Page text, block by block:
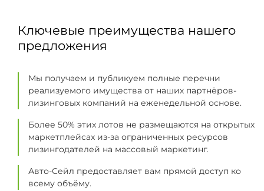
Ключевые преимущества нашего
предложения
Мы получаем и публикуем полные перечни
реализуемого имущества от наших партнёров-
лизинговых компаний на еженедельной основе.
Более 50% этих лотов не размещаются на открытых
маркетплейсах из-за ограниченных ресурсов
лизингодателей на массовый маркетинг.
Авто-Сейл предоставляет вам прямой доступ ко
всему объёму.